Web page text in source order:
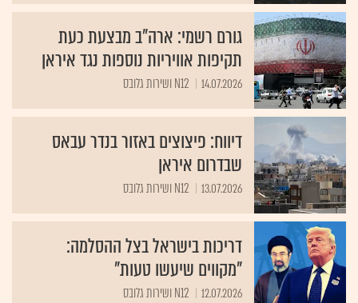
גורם רשמי: ארה"ב מבצעת כעת
תקיפות אוויריות נוספות נגד איראן
14.07.2026 N12 ושירות גלובס
דיווח: פיצוצים באזור בנדר עבאס
שבדרום איראן
13.07.2026 N12 ושירות גלובס
דריכות בישראל בצל ההסלמה:
"מקווים שיעשו טעות"
12.07.2026 N12 ושירות גלובס